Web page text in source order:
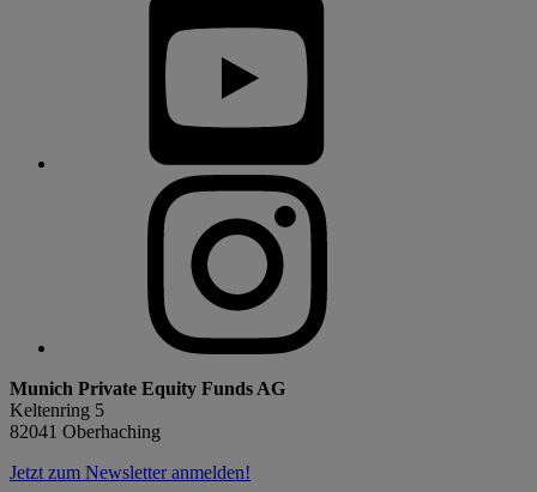
Munich Private Equity Funds AG
Keltenring 5
82041 Oberhaching
Jetzt zum Newsletter anmelden!